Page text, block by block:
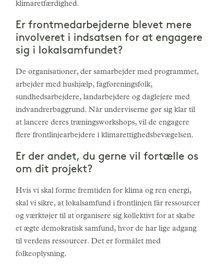
klimaretfærdighed.
Er frontmedarbejderne blevet mere
involveret i indsatsen for at engagere
sig i lokalsamfundet?
De organisationer, der samarbejder med programmet,
arbejder med hushjælp, fagforeningsfolk,
sundhedsarbejdere, landarbejdere og daglejere med
indvandrerbaggrund. Når underviserne gør sig klar til
at lancere deres træningsworkshops, vil de engagere
flere frontlinjearbejdere i klimarettighedsbevægelsen.
Er der andet, du gerne vil fortælle os
om dit projekt?
Hvis vi skal forme fremtiden for klima og ren energi,
skal vi sikre, at lokalsamfund i frontlinjen får ressourcer
og værktøjer til at organisere sig kollektivt for at skabe
et ægte demokratisk samfund, hvor de har lige adgang
til verdens ressourcer. Det er formålet med
folkeoplysning.